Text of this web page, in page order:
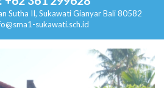
Sutha II, SukawatiGianyar Bali 80582
sukawati.sch.id